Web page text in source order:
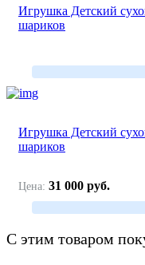
Игрушка Детский
шариков
Игрушка Детский
шариков
Цена: 31 000 руб.
С этим товаром